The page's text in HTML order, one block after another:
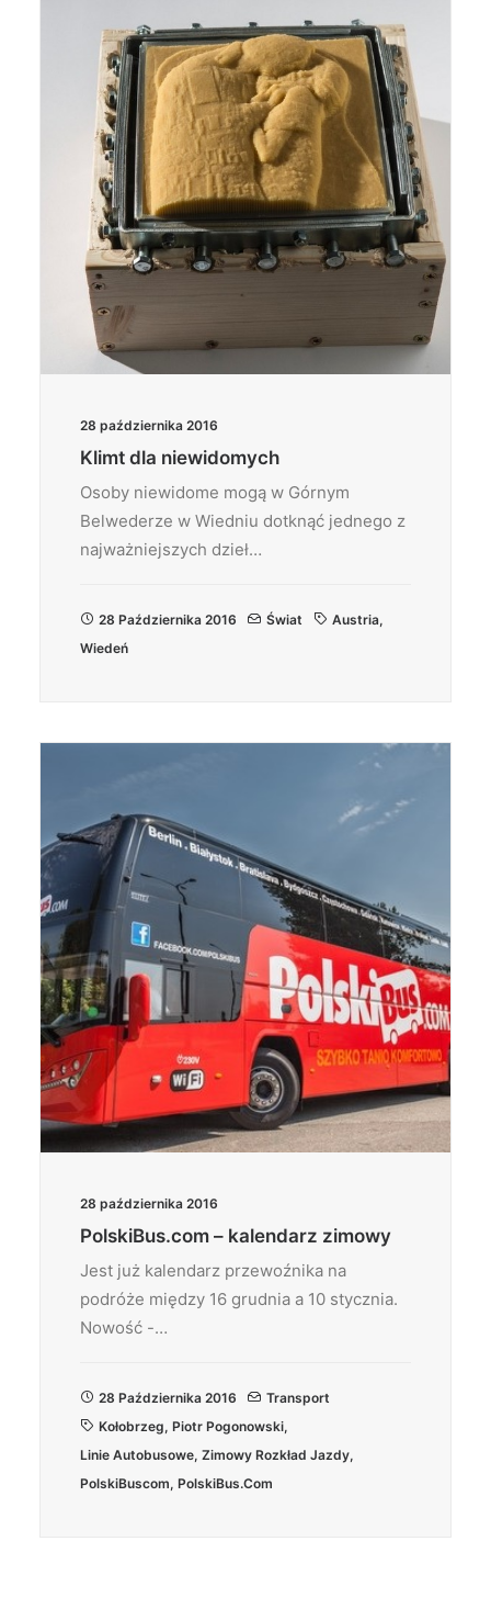
28 października 2016
Klimt dla niewidomych
Osoby niewidome mogą w Górnym
Belwederze w Wiedniu dotknąć jednego z
najważniejszych dzieł…
28 Października 2016 Świat Austria,
Wiedeń
28 października 2016
PolskiBus.com – kalendarz zimowy
Jest już kalendarz przewoźnika na
podróże między 16 grudnia a 10 stycznia.
Nowość -…
28 Października 2016
Transport
Kołobrzeg, Piotr Pogonowski,
Linie Autobusowe, Zimowy Rozkład Jazdy,
PolskiBuscom, PolskiBus.com